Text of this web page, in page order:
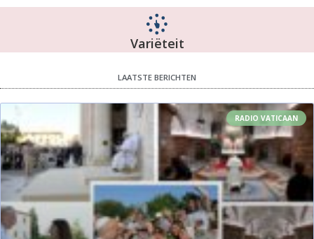
Variëteit
LAATSTE BERICHTEN
RADIO VATICAAN